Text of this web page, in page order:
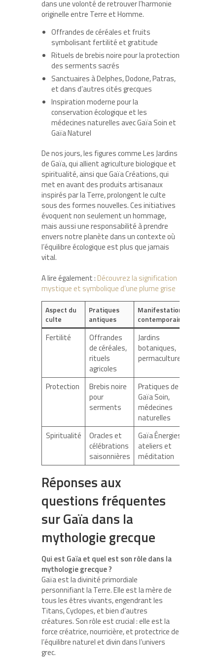
dans une volonté de retrouver l’harmonie
originelle entre Terre et Homme.
Offrandes de céréales et fruits
symbolisant fertilité et gratitude
Rituels de brebis noire pour la protection
des serments sacrés
Sanctuaires à Delphes, Dodone, Patras,
et dans d’autres cités grecques
Inspiration moderne pour la
conservation écologique et les
médecines naturelles avec Gaïa Soin et
Gaïa Naturel
De nos jours, les figures comme Les Jardins
de Gaïa, qui allient agriculture biologique et
spiritualité, ainsi que Gaïa Créations, qui
met en avant des produits artisanaux
inspirés par la Terre, prolongent le culte
sous des formes nouvelles. Ces initiatives
évoquent non seulement un hommage,
mais aussi une responsabilité à prendre
envers notre planète dans un contexte où
l’équilibre écologique est plus que jamais
vital.
A lire également : Découvrez la signification
mystique et symbolique d’une plume grise
Aspect du
culte
Pratiques
antiques
Manifestations
contemporaines
Fertilité
Offrandes
de céréales,
rituels
agricoles
Jardins
botaniques,
permaculture
Protection
Brebis noire
pour
serments
Pratiques de
Gaïa Soin,
médecines
naturelles
Spiritualité
Oracles et
célébrations
saisonnières
Gaïa Énergies,
ateliers et
méditation
Réponses aux
questions fréquentes
sur Gaïa dans la
mythologie grecque
Qui est Gaïa et quel est son rôle dans la
mythologie grecque ?
Gaïa est la divinité primordiale
personnifiant la Terre. Elle est la mère de
tous les êtres vivants, engendrant les
Titans, Cyclopes, et bien d’autres
créatures. Son rôle est crucial : elle est la
force créatrice, nourricière, et protectrice de
l’équilibre naturel et divin dans l’univers
grec.